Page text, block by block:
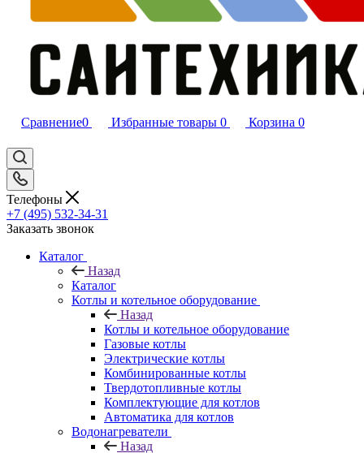
Сравнение0 Избранные товары 0 Корзина 0
Телефоны
+7 (495) 532‑34‑31
Заказать звонок
Каталог
Назад
Каталог
Котлы и котельное оборудование
Назад
Котлы и котельное оборудование
Газовые котлы
Электрические котлы
Комбинированные котлы
Твердотопливные котлы
Комплектующие для котлов
Автоматика для котлов
Водонагреватели
Назад